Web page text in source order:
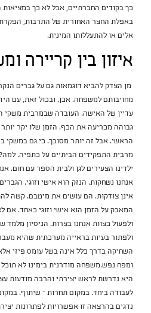
כך בקודים החברתיים, אבל לא כך
באפלת החצר האחורית של התרבות,
אלים או להתעללותו המינית.
איזון בין קריירה
מן הצדק להביא דוגמאות גם על גברים
מחויבותם למשפחה. אכן. ובכול זאת, עם
עדיין של האישה. העובדה שבמרבית משקי
גבוהה מכריעה את הכף. הזמן שלו יקר
הראשי. אבל זה יותר מסובך. כי גם במשקי
מרבית התפקידים הביתיים על כתפיה.
ילדינו הצעירים לגן ולבית הספר עם חום.
אנחנו נשחקות. הנזק הוא אישי וזוגי.
אינן צודקות. הם עושים את מיטבם. קשה
המאבק על הזמן הוא אישי וזוגי כאחד.
ולפעול כצוות אנחנו בצרות. הניסיון מלמד
ולפתור בעיות בראייה מערכתית שהיא
השחיקה בדרך כלל אינה בשל עומס פיזי
ומפח נפש.משפחה מודרנית בימינו לא
היא נדרשת לראש יצירתי והרבה מודעות
לעבודה ביחד. במקום תחרות – שיתוף.
נדגים בהרצאה זו אפשרויות לפתרונות